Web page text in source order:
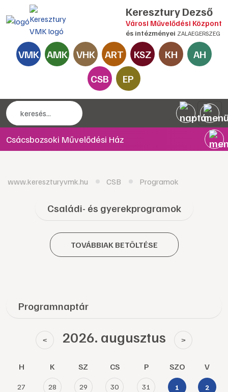
Keresztury Dezső
Városi Művelődési Központ
és intézményei ZALAEGERSZEG
VMK AMK VHK ART KSZ KH
AH
CSB
EP
Csácsbozsoki Művelődési Ház
www.kereszturyvmk.hu CSB Programok
Családi- és gyerekprogramok
TOVÁBBIAK BETÖLTÉSE
Programnaptár
< 2026. augusztus >
H K SZ CS P SZO V
27 28 29 30 31 1 2